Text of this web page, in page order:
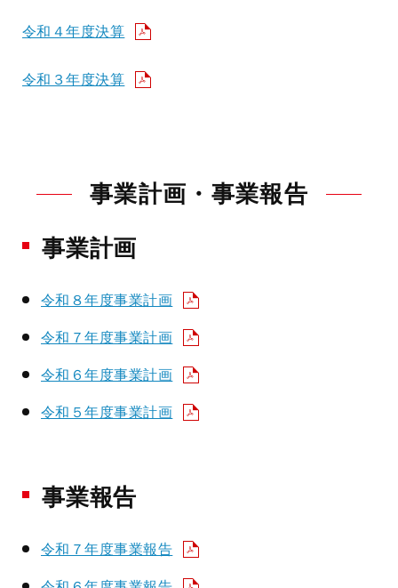
令和４年度決算
令和３年度決算
事業計画・事業報告
事業計画
令和８年度事業計画
令和７年度事業計画
令和６年度事業計画
令和５年度事業計画
事業報告
令和７年度事業報告